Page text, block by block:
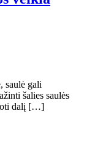
saulė gali
šalies saulės
dalį […]